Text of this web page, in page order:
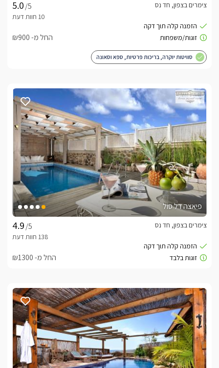
/5
צימרים בצפון, חד נס
החל מ- ₪900
סוויטות יוקרה, בריכות פרטיות, ספא וסאונה
פיאצה דל סול
/5
צימרים בצפון, חד נס
החל מ- ₪1300